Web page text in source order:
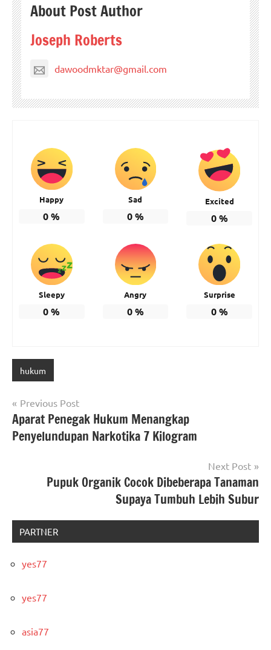
About Post Author
Joseph Roberts
dawoodmktar@gmail.com
Happy
0%
Sad
0%
Excited
0%
Sleepy
0%
Angry
0%
Surprise
0%
hukum
Post
navigation
Previous Post
Aparat Penegak Hukum Menangkap
Penyelundupan Narkotika 7 Kilogram
Next Post
Pupuk Organik Cocok Dibeberapa Tanaman
Supaya Tumbuh Lebih Subur
PARTNER
yes77
yes77
asia77